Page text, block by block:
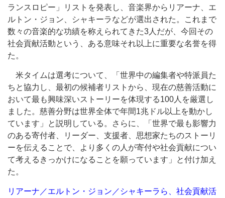
ランスロピー」リストを発表し、音楽界からリアーナ、エ
ルトン・ジョン、シャキーラなどが選出された。これまで
数々の音楽的な功績を称えられてきた3人だが、今回その
社会貢献活動という、ある意味それ以上に重要な名誉を得
た。
米タイムは選考について、「世界中の編集者や特派員た
ちと協力し、最初の候補者リストから、現在の慈善活動に
おいて最も興味深いストーリーを体現する100人を厳選し
ました。慈善分野は世界全体で年間1兆ドル以上を動かし
ています」と説明している。さらに、「世界で最も影響力
のある寄付者、リーダー、支援者、思想家たちのストーリ
ーを伝えることで、より多くの人が寄付や社会貢献につい
て考えるきっかけになることを願っています」と付け加え
た。
リアーナ／エルトン・ジョン／シャキーラら、社会貢献活